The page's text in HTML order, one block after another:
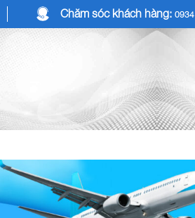
Chăm sóc khách hàng: